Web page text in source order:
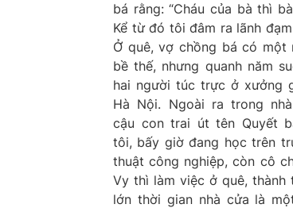
bá rằng: “Cháu của bà thì
Kể từ đó tôi đâm ra lãnh
Ở quê, vợ chồng bá có một
bề thế, nhưng quanh năm
hai người túc trực ở xưởng
Hà Nội. Ngoài ra trong
cậu con trai út tên Quyết
tôi, bấy giờ đang học trên
thuật công nghiệp, còn cô
Vy thì làm việc ở quê, thành
lớn thời gian nhà cửa là